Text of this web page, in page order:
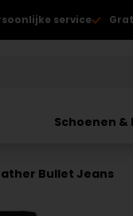
service
Schoenen &
Bullet Jeans